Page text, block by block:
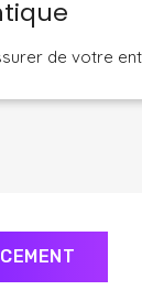
de votre